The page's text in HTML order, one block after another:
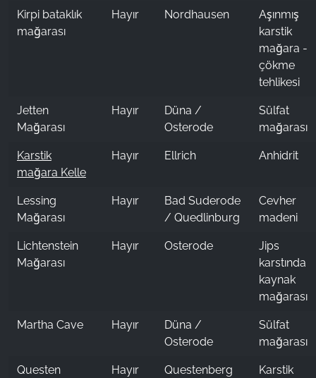
Kirpi bataklık
mağarası
Hayır Nordhausen
Aşınmış
karstik
mağara -
çökme
tehlikesi
Jetten
Mağarası
Hayır
Düna /
Osterode
Sülfat
mağarası
Karstik
mağara Kelle
Hayır Ellrich Anhidrit
Lessing
Mağarası
Hayır
Bad Suderode
/ Quedlinburg
Cevher
madeni
Lichtenstein
Mağarası
Hayır Osterode
Jips
karstında
kaynak
mağarası
Martha Cave Hayır
Düna /
Osterode
Sülfat
mağarası
Questen
Hayır
Questenberg
Karstik